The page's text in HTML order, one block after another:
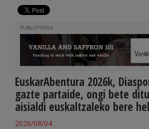
PUBLIZITATEA
EuskarAbentura 2026k,
gazte partaide, ongi bete
aisialdi euskaltzaleko bere
2026/08/04